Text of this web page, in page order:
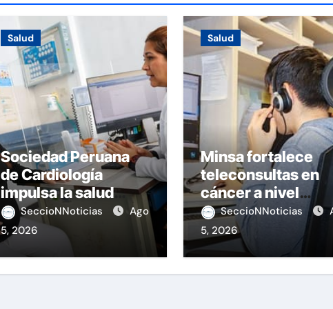
Salud
Sociedad Peruana
de Cardiología
impulsa la salud
materna
SeccioNNoticias
Ago
5, 2026
Salud
Minsa fortalece
teleconsultas en
cáncer a nivel
nacional
SeccioNNoticias
5, 2026